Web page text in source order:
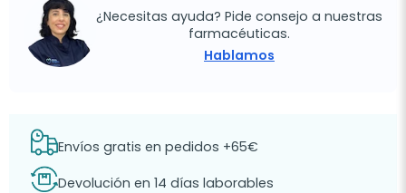
¿Necesitas ayuda? Pide consejo a nuestras
farmacéuticas.
Hablamos
Envíos gratis en pedidos +65€
Devolución en 14 días laborables